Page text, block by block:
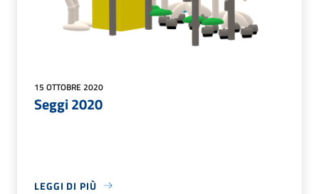
15 OTTOBRE 2020
Seggi 2020
LEGGI DI PIÙ